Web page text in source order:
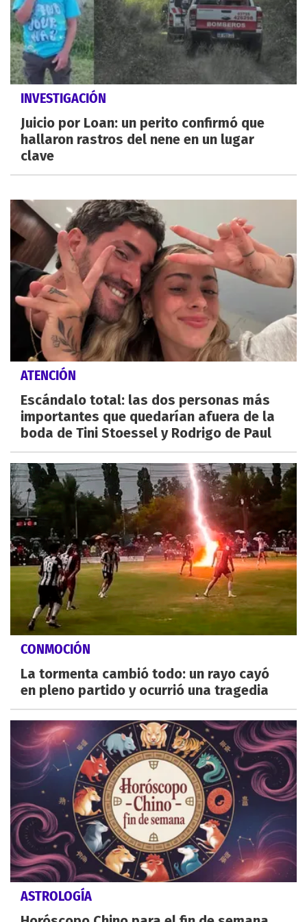
INVESTIGACIÓN
Juicio por Loan: un perito confirmó que
hallaron rastros del nene en un lugar
clave
ATENCIÓN
Escándalo total: las dos personas más
importantes que quedarían afuera de la
boda de Tini Stoessel y Rodrigo de Paul
CONMOCIÓN
La tormenta cambió todo: un rayo cayó
en pleno partido y ocurrió una tragedia
ASTROLOGÍA